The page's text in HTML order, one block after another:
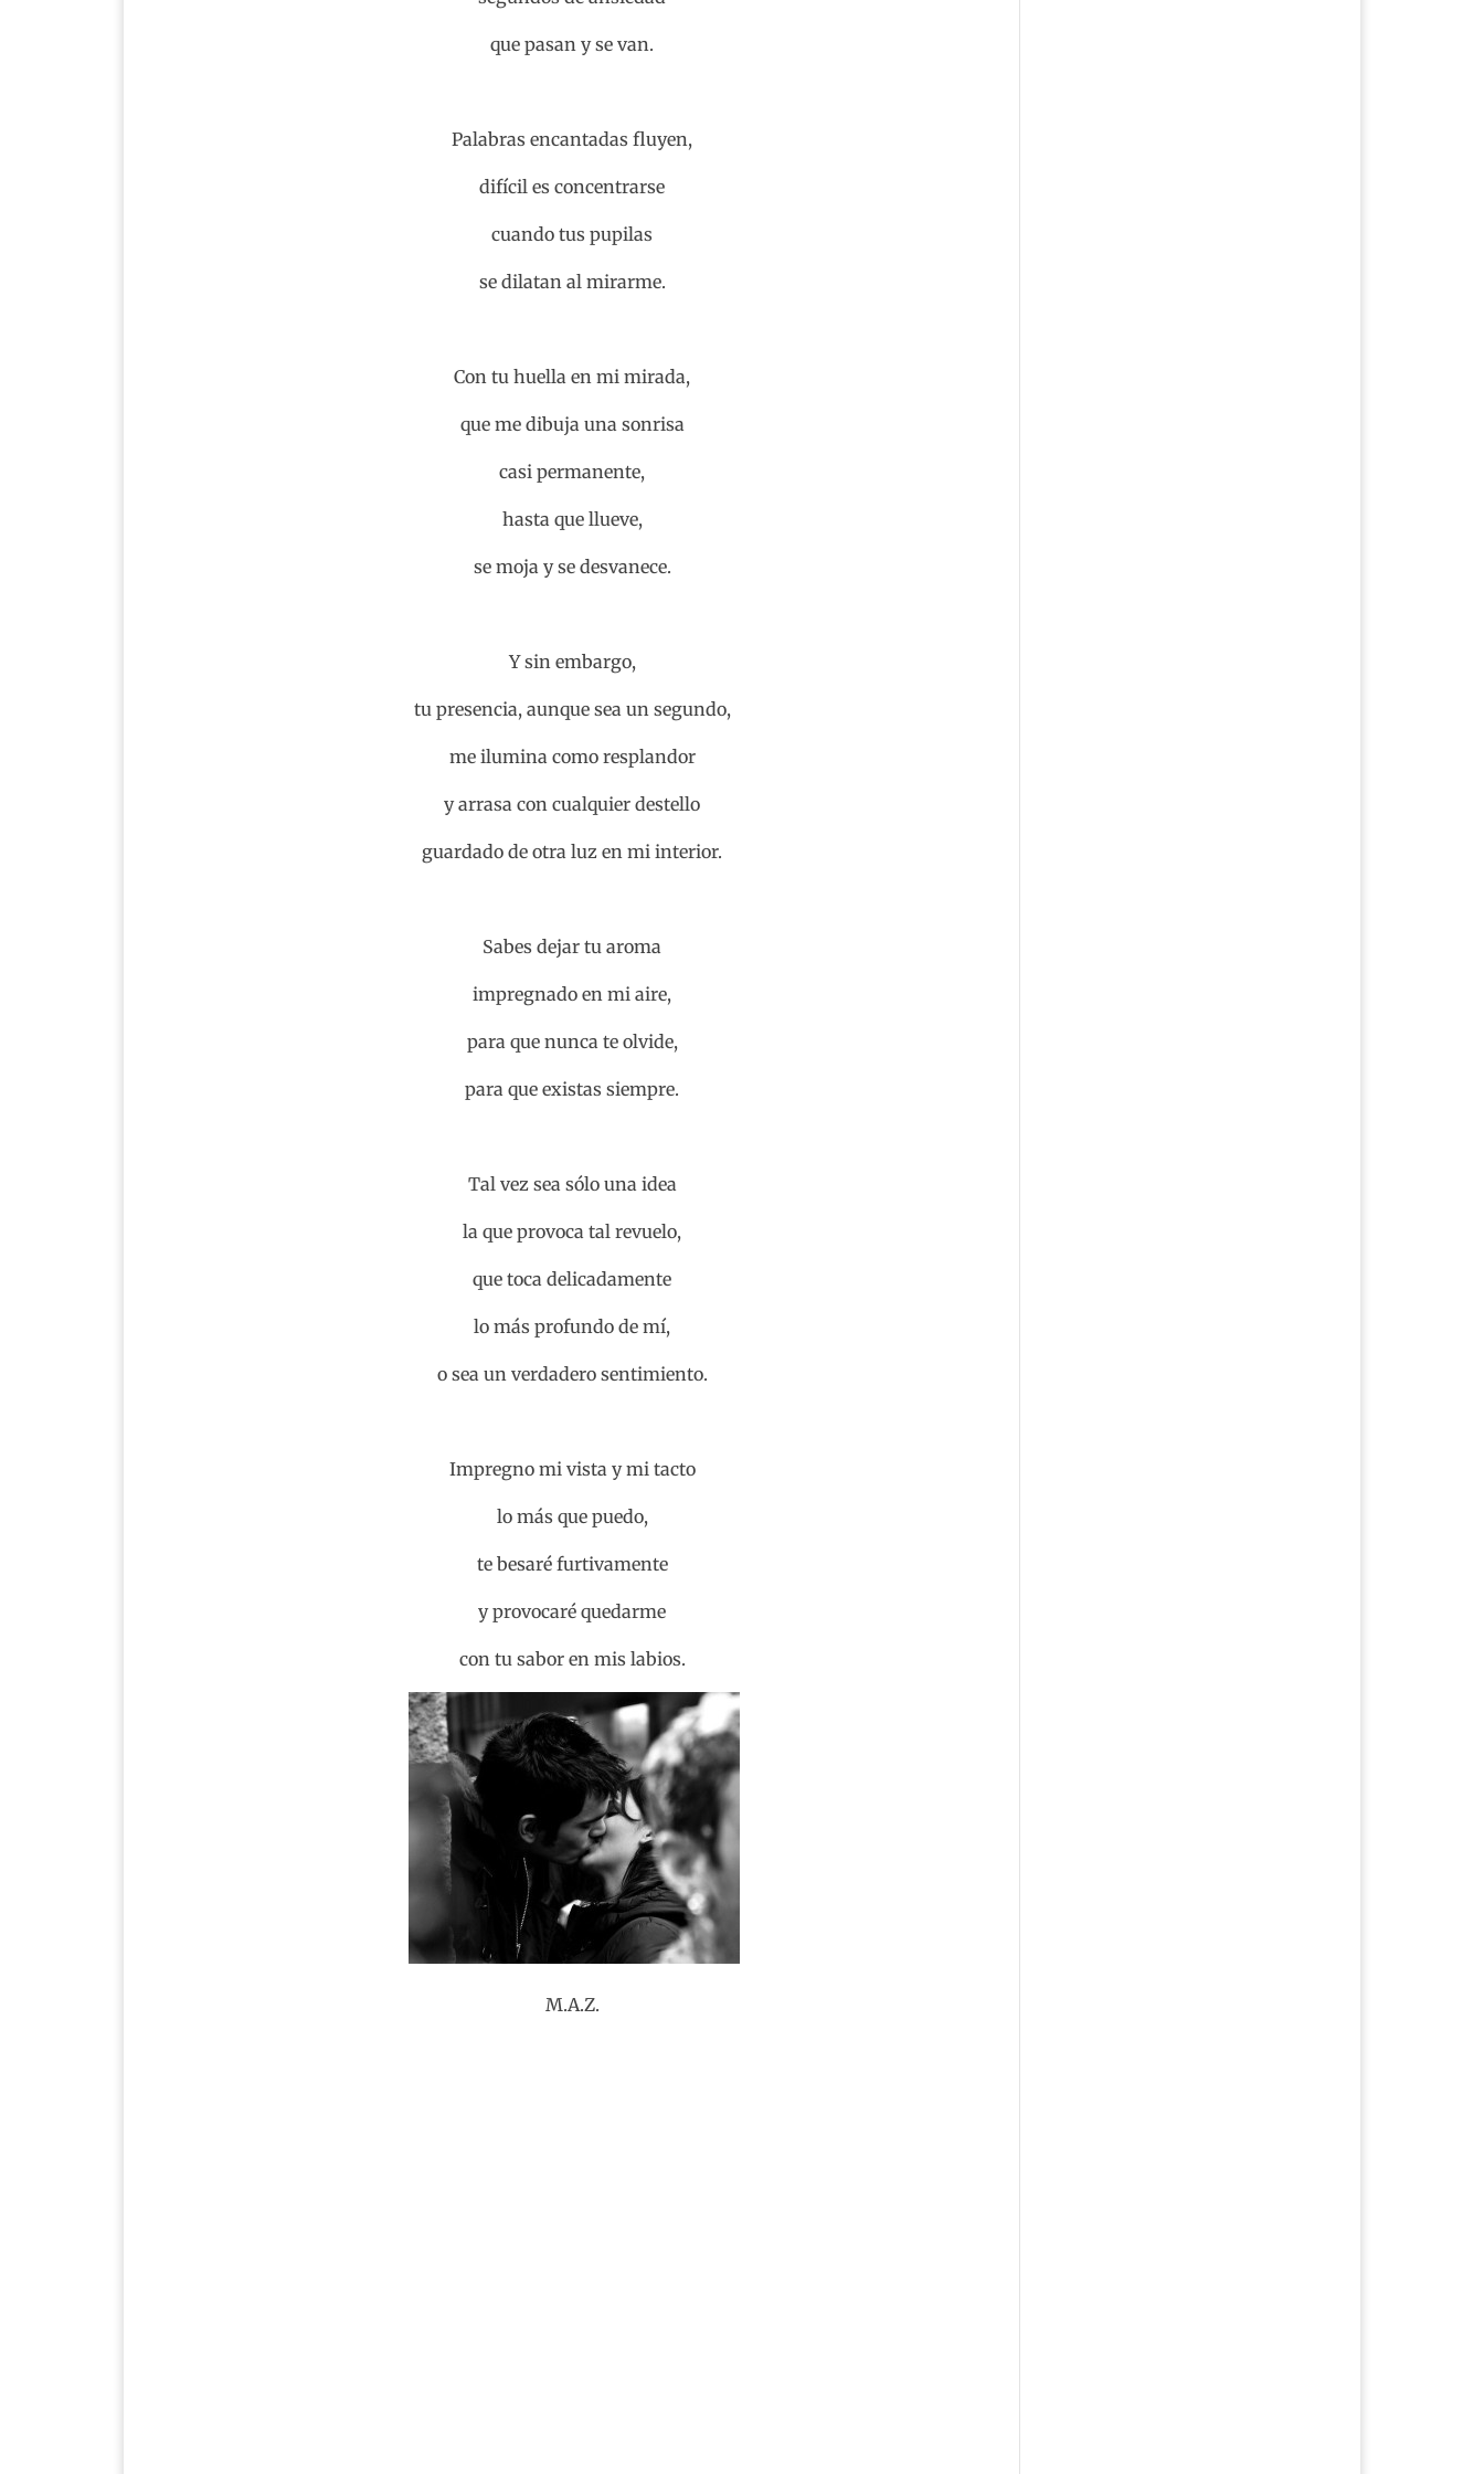
que pasan y se van.
Palabras encantadas fluyen,
difícil es concentrarse
cuando tus pupilas
se dilatan al mirarme.
Con tu huella en mi mirada,
que me dibuja una sonrisa
casi permanente,
hasta que llueve,
se moja y se desvanece.
Y sin embargo,
tu presencia, aunque sea un segundo,
me ilumina como resplandor
y arrasa con cualquier destello
guardado de otra luz en mi interior.
Sabes dejar tu aroma
impregnado en mi aire,
para que nunca te olvide,
para que existas siempre.
Tal vez sea sólo una idea
la que provoca tal revuelo,
que toca delicadamente
lo más profundo de mí,
o sea un verdadero sentimiento.
Impregno mi vista y mi tacto
lo más que puedo,
te besaré furtivamente
y provocaré quedarme
con tu sabor en mis labios.
M.A.Z.